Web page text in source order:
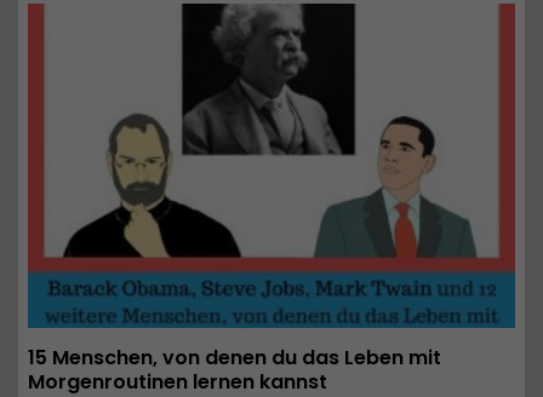
15 Menschen, von denen du das Leben mit
Morgenroutinen lernen kannst